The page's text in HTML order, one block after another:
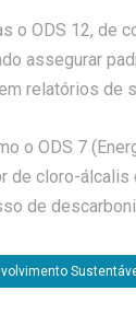
ODS 12, de
assegurar
relatórios de
o ODS 7
de cloro-
de